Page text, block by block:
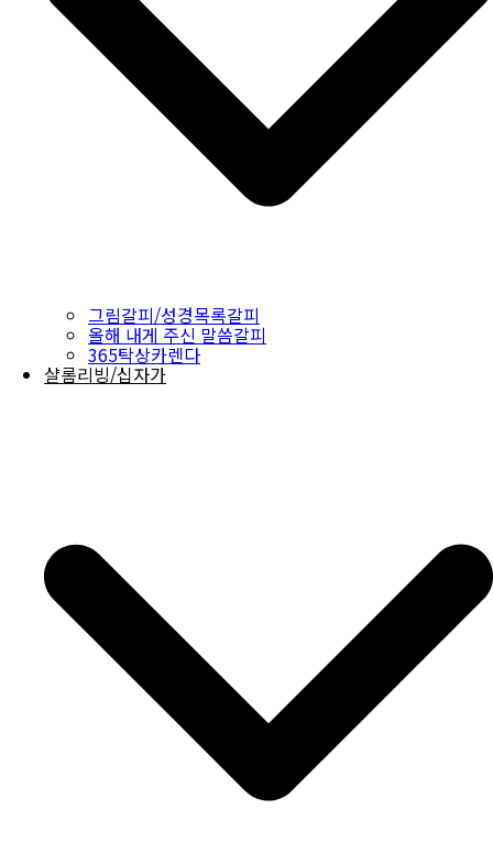
그림갈피/성경목록갈피
올해 내게 주신 말씀갈피
365탁상카렌다
샬롬리빙/십자가